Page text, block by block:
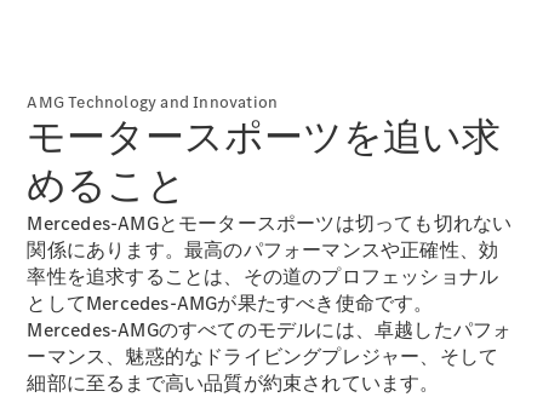
GLB
GLC
GLC Coupé
GLE
GLE Coupé
GLS
Mercedes-
Maybach
GLS
G-
Class
電気
G-Class
AMG Technology and Innovation
モータースポーツを追い求
めること
Mercedes-AMGとモータースポーツは切っても切れない
関係にあります。最高のパフォーマンスや正確性、効
率性を追求することは、その道のプロフェッショナル
としてMercedes-AMGが果たすべき使命です。
Mercedes-AMGのすべてのモデルには、卓越したパフォ
ーマンス、魅惑的なドライビングプレジャー、そして
細部に至るまで高い品質が約束されています。